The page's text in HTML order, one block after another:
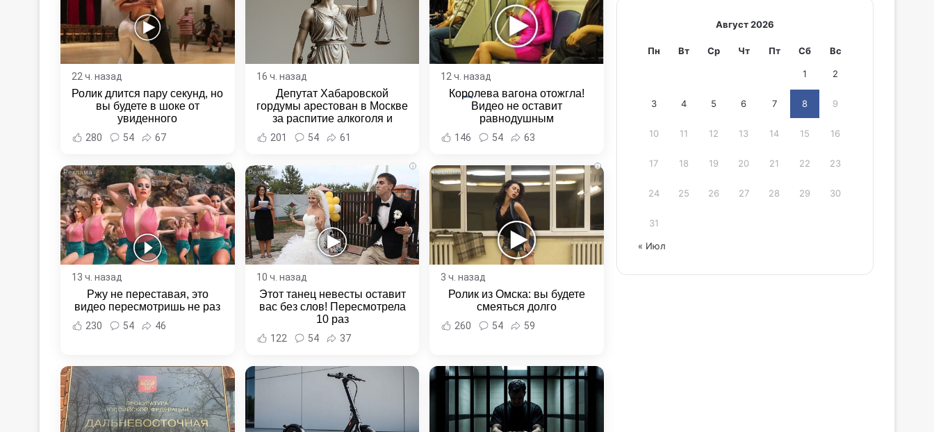
22 ч. назад
Ролик длится пару секунд, но
вы будете в шоке от
увиденного
280 54 67
16 ч. назад
Депутат Хабаровской
гордумы арестован в Москве
за распитие алкоголя и
неповиновение полиции -
Новости Хабаровска и
201 54 61
12 ч. назад
Королева вагона отожгла!
Видео не оставит
равнодушным
146 54 63
i
13 ч. назад
Ржу не переставая, это
видео пересмотришь не раз
230 54 46
i
10 ч. назад
Этот танец невесты оставит
вас без слов! Пересмотрела
10 раз
122 54 37
i
3 ч. назад
Ролик из Омска: вы будете
смеяться долго
260 54 59
Август 2026
Пн Вт Ср Чт Пт Сб Вс
1 2
3 4 5 6 7 8 9
10 11 12 13 14 15 16
17 18 19 20 21 22 23
24 25 26 27 28 29 30
31
« Июл